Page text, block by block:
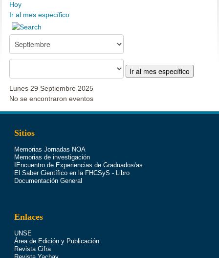
Hoy
Ir al mes específico
Ir al mes específico
Lunes 29 Septiembre 2025
No se encontraron eventos
Sitios
Memorias Jornadas NOA
Memorias de investigación
IEncuentro de Experiencias de Graduados/as
El Saber Científico en la FHCSyS - Libro
Documentación General
Enlaces
UNSE
Área de Edición y Publicación
Revista Cifra